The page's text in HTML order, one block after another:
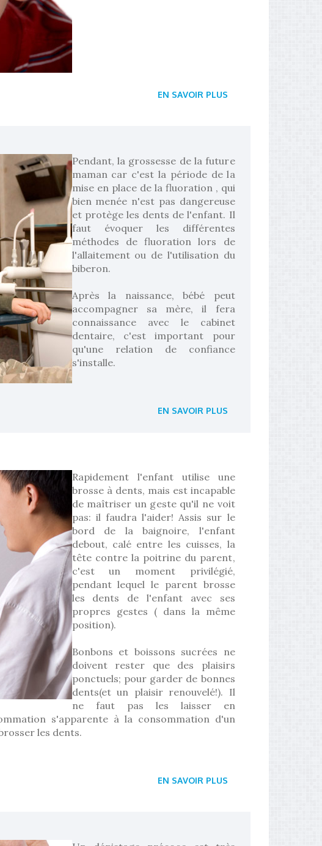
EN SAVOIR PLUS
Pendant, la grossesse de la future
maman car c'est la période de la
mise en place de la fluoration , qui
bien menée n'est pas dangereuse
et protège les dents de l'enfant. Il
faut évoquer les différentes
méthodes de fluoration lors de
l'allaitement ou de l'utilisation du
biberon.
Après la naissance, bébé peut
accompagner sa mère, il fera
connaissance avec le cabinet
dentaire, c'est important pour
qu'une relation de confiance
s'installe.
EN SAVOIR PLUS
Rapidement l'enfant utilise une
brosse à dents, mais est incapable
de maîtriser un geste qu'il ne voit
pas: il faudra l'aider! Assis sur le
bord de la baignoire, l'enfant
debout, calé entre les cuisses, la
tête contre la poitrine du parent,
c'est un moment privilégié,
pendant lequel le parent brosse
les dents de l'enfant avec ses
propres gestes ( dans la même
position).
Bonbons et boissons sucrées ne
doivent rester que des plaisirs
ponctuels; pour garder de bonnes
dents(et un plaisir renouvelé!). Il
ne faut pas les laisser en
s'apparente à la consommation d'un
les dents.
EN SAVOIR PLUS